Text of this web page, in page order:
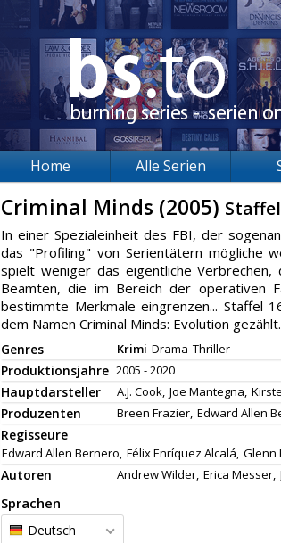
Home Alle Serien
Criminal Minds (2005)
In einer Spezialeinheit des FBI, der
das "Profiling" von Serientätern mögliche
spielt weniger das eigentliche
Beamten, die im Bereich der operativen
bestimmte Merkmale eingrenzen... Staffel
dem Namen Criminal Minds: Evolution gezählt.
Genres Krimi Drama Thriller
Produktionsjahre 2005 - 2020
Hauptdarsteller A.J. Cook, Joe Mantegna,
Produzenten Breen Frazier, Edward Allen
Regisseure
Edward Allen Bernero, Félix Enríquez Alcalá, Glenn
Autoren Andrew Wilder, Erica Messer,
Sprachen
Deutsch